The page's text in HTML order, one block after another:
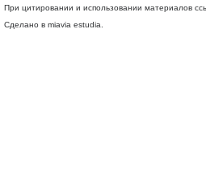
При цитировании и использовании материалов
Сделано в miavia estudia.